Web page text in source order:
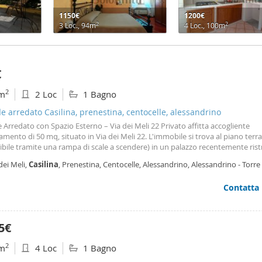
1150€
3 Loc., 94m2
1200€
4 Loc., 100m2
2 2 Loc 1 Bagno
arredato Casilina, prenestina, centocelle, alessandrino
Arredato con Spazio Esterno – Via dei Meli 22 Privato affitta accogliente
di 50 mq, situato in Via dei Meli 22. L'immobile si trova al piano terra
tramite una rampa di scale a scendere) in un palazzo recentemente
e completamente arredato, è così composto: Ingresso funzionale;
spazio esterno privato, perfetto per stendere i panni o parcheggiare le
Condizioni contrattuali: canone mensile: 850 € + spese condominiali.
2026
Meli,Casilina, Prenestina, Centocelle, Alessandrino, Alessandrino - Torre
Contatta
2 4 Loc 1 Bagno